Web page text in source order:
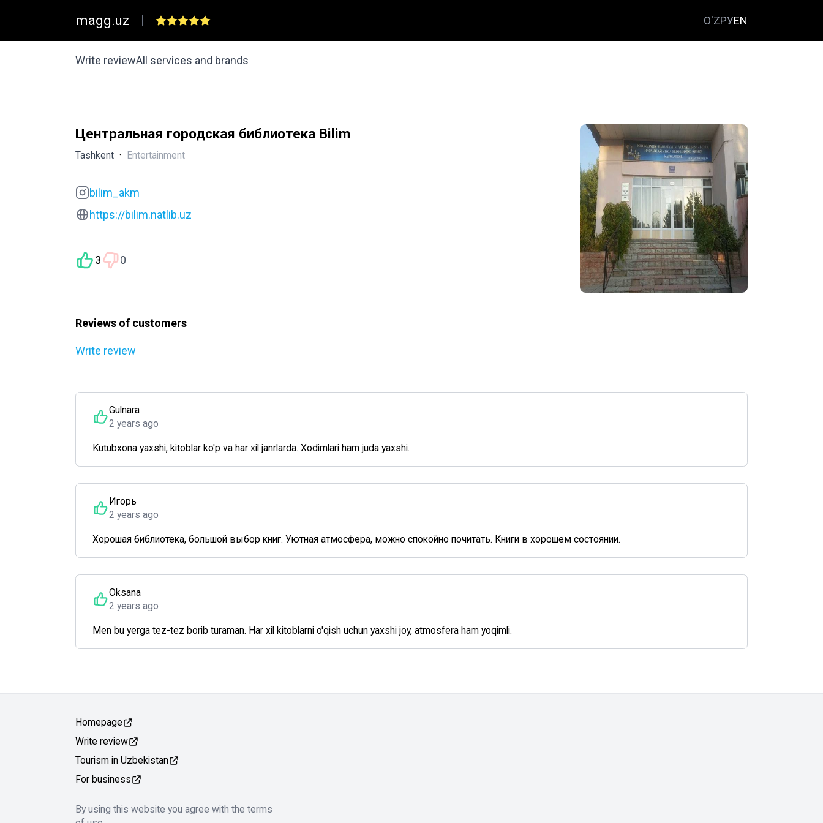
magg.uz | O'ZРУEN
Write reviewAll services and brands
Центральная городская библиотека Bilim
Tashkent · Entertainment
bilim_akm
https://bilim.natlib.uz
3 0
Reviews of customers
Write review
Gulnara
2 years ago
Kutubxona yaxshi, kitoblar ko'p va har xil janrlarda. Xodimlari ham juda yaxshi.
Игорь
2 years ago
Хорошая библиотека, большой выбор книг. Уютная атмосфера, можно спокойно почитать. Книги в хорошем состоянии.
Oksana
2 years ago
Men bu yerga tez-tez borib turaman. Har xil kitoblarni o'qish uchun yaxshi joy, atmosfera ham yoqimli.
Homepage
Write review
Tourism in Uzbekistan
For business
By using this website you agree with the terms